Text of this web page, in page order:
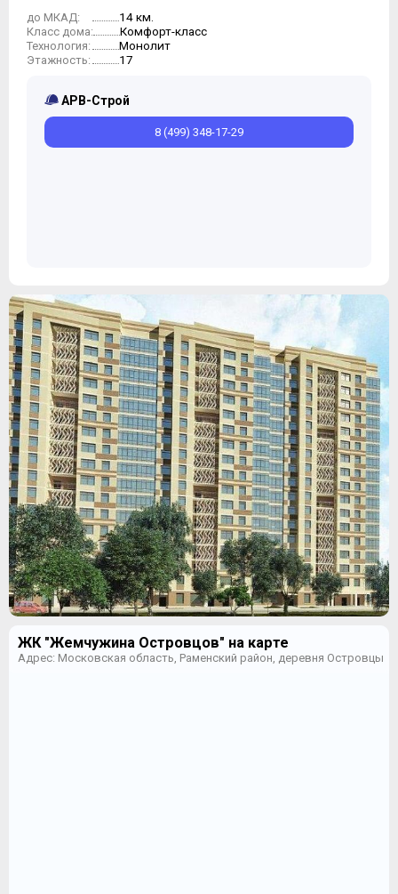
до МКАД: 14 км.
Класс дома: Комфорт-класс
Технология: Монолит
Этажность: 17
АРВ-Строй
8 (499) 348-17-29
ЖК "Жемчужина Островцов" на карте
Адрес: Московская область, Раменский район, деревня Островцы